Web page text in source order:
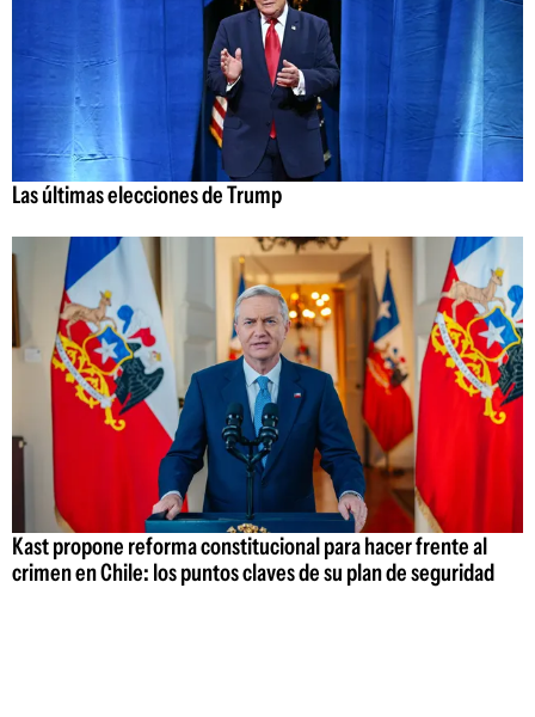
Las últimas elecciones de Trump
Kast propone reforma constitucional para hacer frente al
crimen en Chile: los puntos claves de su plan de seguridad